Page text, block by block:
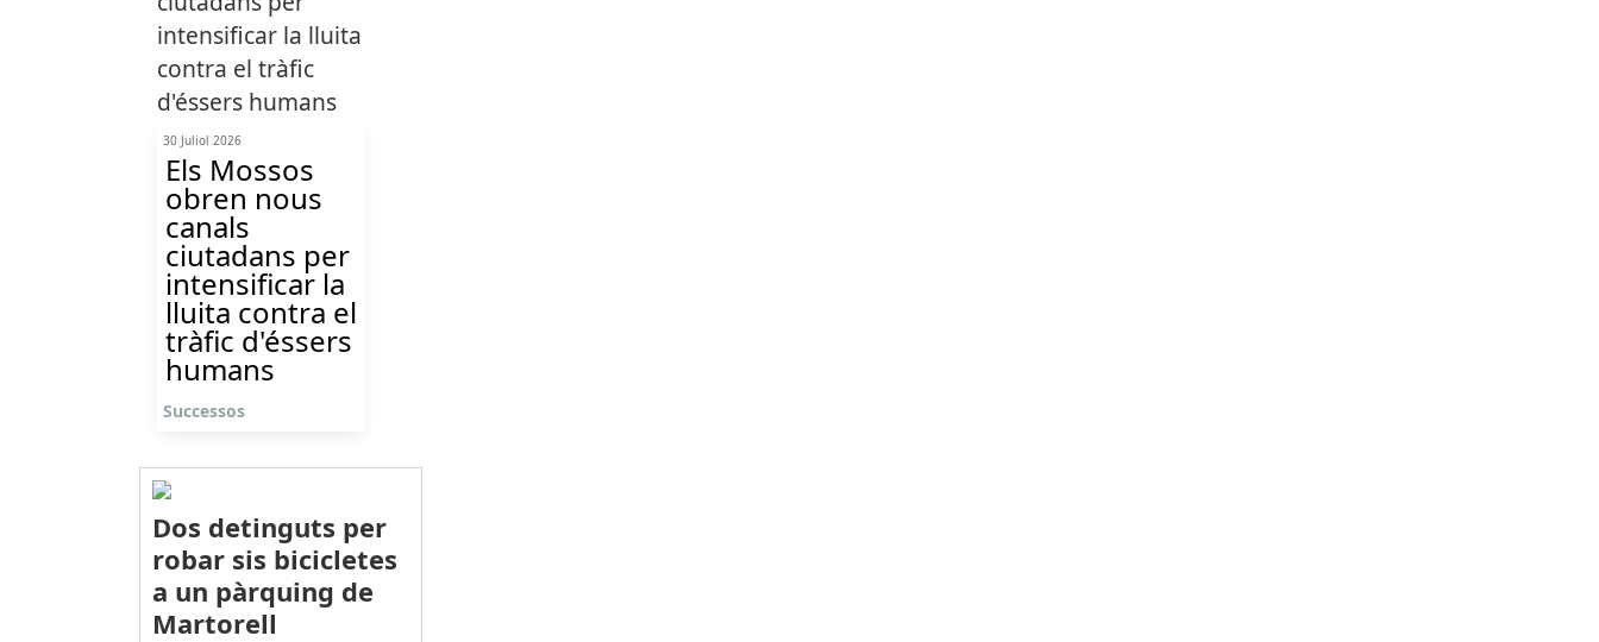
30 Juliol 2026
Els Mossos
obren nous
canals
ciutadans per
intensificar la
lluita contra el
tràfic d'éssers
humans
Successos
Dos detinguts per
robar sis bicicletes
a un pàrquing de
Martorell